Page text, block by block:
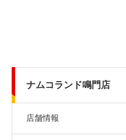
ナムコランド鳴門店
店舗情報